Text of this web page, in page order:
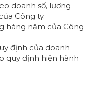
doanh số, lương
Công ty.
hàng năm của Công
định của doanh
quy định hiện hành